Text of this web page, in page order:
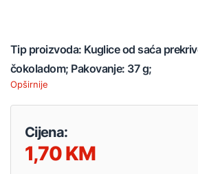
Tip proizvoda: Kuglice od saća
čokoladom; Pakovanje: 37 g;
Opširnije
Cijena:
1,70